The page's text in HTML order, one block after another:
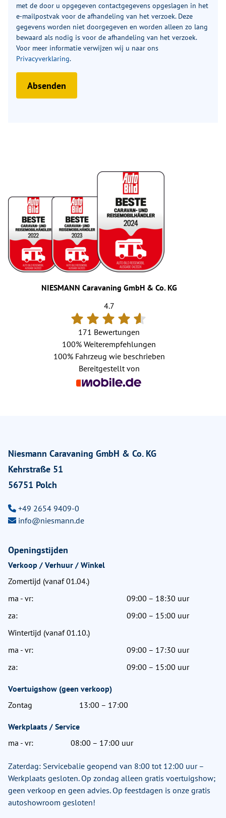
met de door u opgegeven contactgegevens opgeslagen in het
e‑mailpostvak voor de afhandeling van het verzoek. Deze
gegevens worden niet doorgegeven en worden alleen zo lang
bewaard als nodig is voor de afhandeling van het verzoek.
Voor meer informatie verwijzen wij u naar ons
Privacyverklaring.
Absenden
NIESMANN Caravaning GmbH & Co. KG
4.7
171 Bewertungen
100% Weiterempfehlungen
100%Fahrzeug wie beschrieben
Bereitgestellt von
Niesmann Caravaning GmbH & Co. KG
Kehrstraße 51
56751 Polch
+49 2654 9409-0
info@niesmann.de
Openingstijden
Verkoop / Verhuur / Winkel
Zomertijd (vanaf 01.04.)
ma - vr:
09:00 – 18:30 uur
za:
09:00 – 15:00 uur
Wintertijd (vanaf 01.10.)
ma - vr:
09:00 – 17:30 uur
za:
09:00 – 15:00 uur
Voertuigshow (geen verkoop)
Zontag
13:00 – 17:00
Werkplaats / Service
ma - vr:
08:00 – 17:00 uur
Zaterdag: Servicebalie geopend van 8:00 tot 12:00 uur –
Werkplaats gesloten. Op zondag alleen gratis voertuigshow;
geen verkoop en geen advies. Op feestdagen is onze gratis
autoshowroom gesloten!